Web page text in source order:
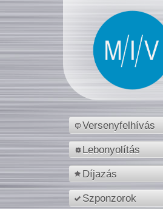
Versenyfelhívás
Lebonyolítás
Díjazás
Szponzorok